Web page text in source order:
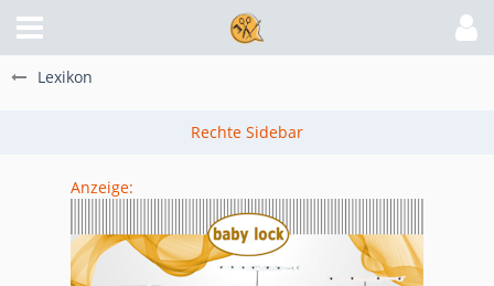
Lexikon
Anzeige: